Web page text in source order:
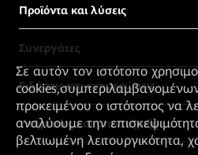
Προϊόντα και λύσεις
Συνεργάτες
Ειδήσεις και ενημερώσεις
Υπηρεσίες και υποστήριξη
Σε αυτόν τον ιστότοπο
cookies,συμπεριλαμβανομένων
προκειμένου ο ιστότοπος να
αναλύουμε την
βελτιωμένη λειτουργικότητα,